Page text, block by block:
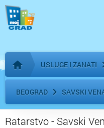
Početna stranica
USLUGE I ZANATI
BEOGRAD SAVSKI
Ratarstvo - Savski